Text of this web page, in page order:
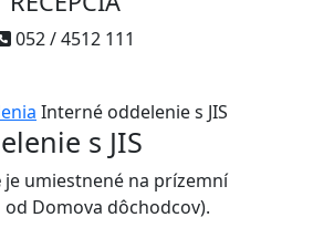
052 / 4512 111
Interné oddelenie s JIS
s JIS
je umiestnené na prízemní
Domova dôchodcov).